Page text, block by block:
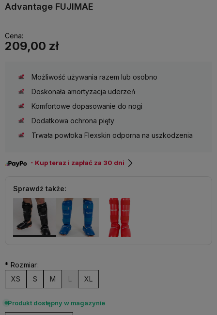
Advantage FUJIMAE
Cena:
209,00 zł
Możliwość używania razem lub osobno
Doskonała amortyzacja uderzeń
Komfortowe dopasowanie do nogi
Dodatkowa ochrona pięty
Trwała powłoka Flexskin odporna na uszkodzenia
・Kup teraz i zapłać za 30 dni
Sprawdź także:
* Rozmiar:
XS
S M L XL
Produkt dostępny w magazynie